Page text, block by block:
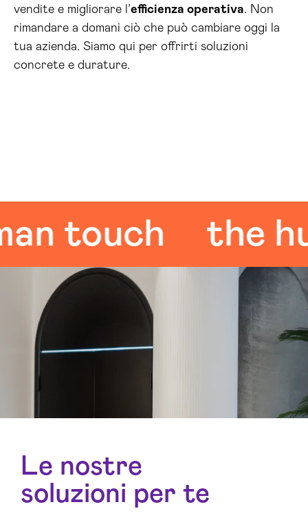
vendite e migliorare l’efficienza operativa. Non
rimandare a domani ciò che può cambiare oggi la
tua azienda. Siamo qui per offrirti soluzioni
concrete e durature.
the
Le nostre
soluzioni per te